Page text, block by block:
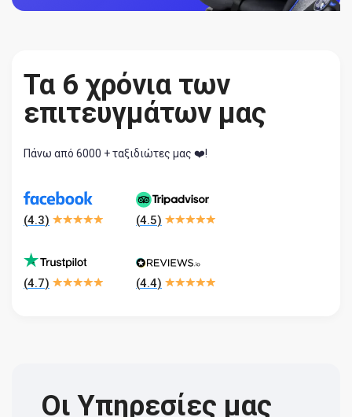
Τα 6 χρόνια των
επιτευγμάτων μας
Πάνω από 6000 + ταξιδιώτες μας ❤️!
(4.3) (4.5)
(4.7) (4.4)
Οι Υπηρεσίες μας